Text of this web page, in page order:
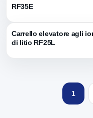
RF35E
Carrello elevatore agli
di litio RF25L
1